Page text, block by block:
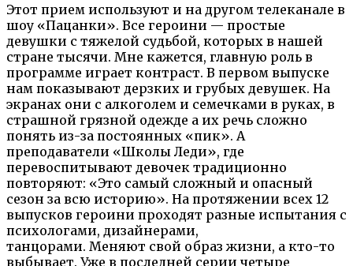
Этот прием используют и на другом телеканале в
шоу «Пацанки». Все героини — простые
девушки с тяжелой судьбой, которых в нашей
стране тысячи. Мне кажется, главную роль в
программе играет контраст. В первом выпуске
нам показывают дерзких и грубых девушек. На
экранах они с алкоголем и семечками в руках, в
страшной грязной одежде а их речь сложно
понять из-за постоянных «пик». А
преподаватели «Школы Леди», где
перевоспитывают девочек традиционно
повторяют: «Это самый сложный и опасный
сезон за всю историю». На протяжении всех 12
выпусков героини проходят разные испытания с
психологами, дизайнерами,
танцорами. Меняют свой образ жизни, а кто-то
выбывает. Уже в последней серии четыре